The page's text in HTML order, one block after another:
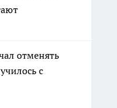
отменять
с